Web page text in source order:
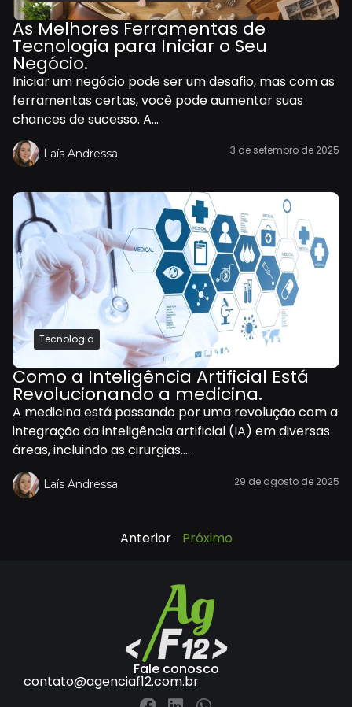
As Melhores Ferramentas de
Tecnologia para Iniciar o Seu
Negócio.
Iniciar um negócio pode ser um desafio, mas com as
ferramentas certas, você pode aumentar suas
chances de sucesso. A...
Laís Andressa 3 de setembro de 2025
Tecnologia
Como a Inteligência Artificial Está
Revolucionando a medicina.
A medicina está passando por uma revolução com a
integração da inteligência artificial (IA) em diversas
áreas, incluindo as cirurgias....
Laís Andressa 29 de agosto de 2025
Anterior Próximo
Fale conosco
contato@agenciaf12.com.br